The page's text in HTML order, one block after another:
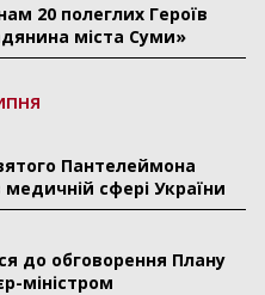
20 полеглих Героїв
міста Суми»
Пантелеймона
сфері України
до обговорення Плану
міністром